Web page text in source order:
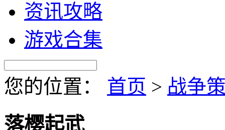
资讯攻略
游戏合集
您的位置： 首页 > 战争
落樱起武